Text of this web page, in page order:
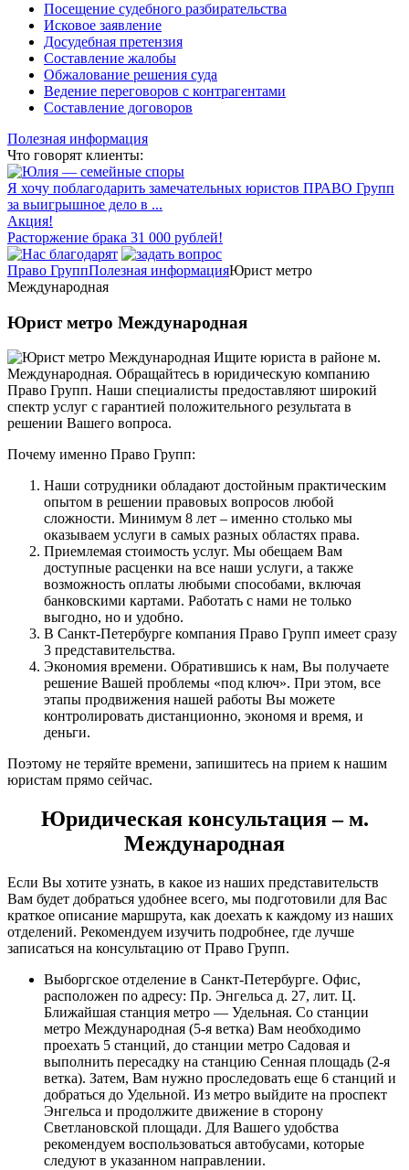
Посещение судебного разбирательства
Исковое заявление
Досудебная претензия
Составление жалобы
Обжалование решения суда
Ведение переговоров с контрагентами
Составление договоров
Полезная информация
Что говорят клиенты:
Я хочу поблагодарить замечательных юристов ПРАВО Групп
за выигрышное дело в ...
Акция!
Расторжение брака 31 000 рублей!
Право ГруппПолезная информацияЮрист метро
Международная
Юрист метро Международная
Ищите юриста в районе м.
Международная. Обращайтесь в юридическую компанию
Право Групп. Наши специалисты предоставляют широкий
спектр услуг с гарантией положительного результата в
решении Вашего вопроса.
Почему именно Право Групп:
Наши сотрудники обладают достойным практическим
опытом в решении правовых вопросов любой
сложности. Минимум 8 лет – именно столько мы
оказываем услуги в самых разных областях права.
Приемлемая стоимость услуг. Мы обещаем Вам
доступные расценки на все наши услуги, а также
возможность оплаты любыми способами, включая
банковскими картами. Работать с нами не только
выгодно, но и удобно.
В Санкт-Петербурге компания Право Групп имеет сразу
3 представительства.
Экономия времени. Обратившись к нам, Вы получаете
решение Вашей проблемы «под ключ». При этом, все
этапы продвижения нашей работы Вы можете
контролировать дистанционно, экономя и время, и
деньги.
Поэтому не теряйте времени, запишитесь на прием к нашим
юристам прямо сейчас.
Юридическая консультация – м.
Международная
Если Вы хотите узнать, в какое из наших представительств
Вам будет добраться удобнее всего, мы подготовили для Вас
краткое описание маршрута, как доехать к каждому из наших
отделений. Рекомендуем изучить подробнее, где лучше
записаться на консультацию от Право Групп.
Выборгское отделение в Санкт-Петербурге. Офис,
расположен по адресу: Пр. Энгельса д. 27, лит. Ц.
Ближайшая станция метро — Удельная. Со станции
метро Международная (5-я ветка) Вам необходимо
проехать 5 станций, до станции метро Садовая и
выполнить пересадку на станцию Сенная площадь (2-я
ветка). Затем, Вам нужно проследовать еще 6 станций и
добраться до Удельной. Из метро выйдите на проспект
Энгельса и продолжите движение в сторону
Светлановской площади. Для Вашего удобства
рекомендуем воспользоваться автобусами, которые
следуют в указанном направлении.